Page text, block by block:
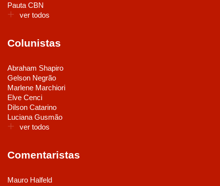
Pauta CBN
ver todos
Colunistas
Abraham Shapiro
Gelson Negrão
Marlene Marchiori
Elve Cenci
Dilson Catarino
Luciana Gusmão
ver todos
Comentaristas
Mauro Halfeld